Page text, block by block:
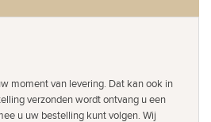
moment van levering. Dat kan ook in
verzonden wordt ontvang u een
u uw bestelling kunt volgen. Wij